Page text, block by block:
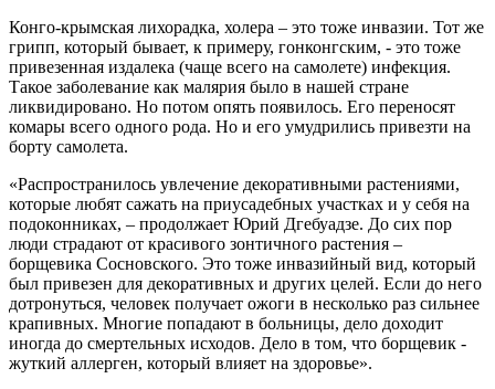
Конго-крымская лихорадка, холера – это тоже инвазии. Тот же
грипп, который бывает, к примеру, гонконгским, - это тоже
привезенная издалека (чаще всего на самолете) инфекция.
Такое заболевание как малярия было в нашей стране
ликвидировано. Но потом опять появилось. Его переносят
комары всего одного рода. Но и его умудрились привезти на
борту самолета.
«Распространилось увлечение декоративными растениями,
которые любят сажать на приусадебных участках и у себя на
подоконниках, – продолжает Юрий Дгебуадзе. До сих пор
люди страдают от красивого зонтичного растения –
борщевика Сосновского. Это тоже инвазийный вид, который
был привезен для декоративных и других целей. Если до него
дотронуться, человек получает ожоги в несколько раз сильнее
крапивных. Многие попадают в больницы, дело доходит
иногда до смертельных исходов. Дело в том, что борщевик -
жуткий аллерген, который влияет на здоровье».